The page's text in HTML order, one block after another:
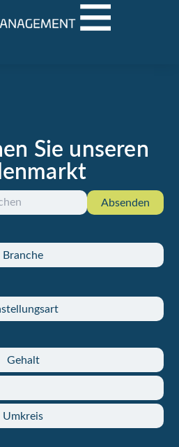
Sie unseren
Absenden
Branche
Gehalt
Umkreis